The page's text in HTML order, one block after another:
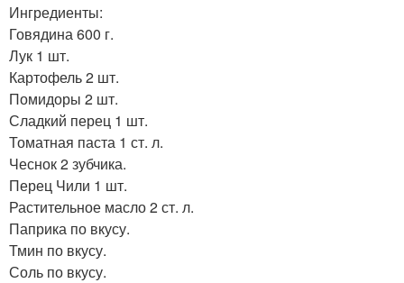
Ингредиенты:
Говядина 600 г.
Лук 1 шт.
Картофель 2 шт.
Помидоры 2 шт.
Сладкий перец 1 шт.
Томатная паста 1 ст. л.
Чеснок 2 зубчика.
Перец Чили 1 шт.
Растительное масло 2 ст. л.
Паприка по вкусу.
Тмин по вкусу.
Соль по вкусу.